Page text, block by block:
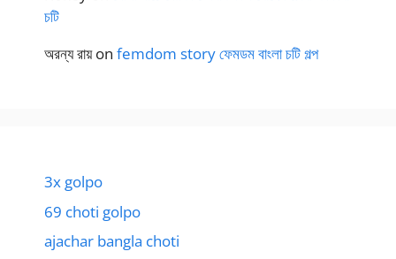
চটি
অরন্য রায়on femdom story ফেমডম বাংলা চটি গল্প
3x golpo
69 choti golpo
ajachar bangla choti